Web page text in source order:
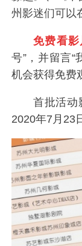
州影迷们可以
免费看影
号”，并留言“
机会获得免费
首批活动
2020年7月23